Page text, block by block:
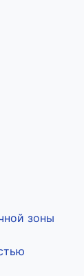
зоны